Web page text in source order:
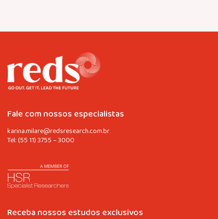
Fale com nossos especialistas
karina.milare@redsresearch.com.br
Tel:(55 11) 3755 – 3000
Receba nossos estudos exclusivos